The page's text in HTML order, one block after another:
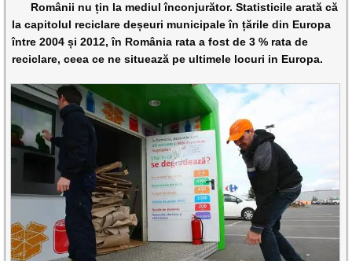
Românii nu țin la mediul înconjurător. Statisticile arată că
la capitolul reciclare deșeuri municipale în țările din Europa
între 2004 și 2012, în România rata a fost de 3 % rata de
reciclare, ceea ce ne situează pe ultimele locuri in Europa.